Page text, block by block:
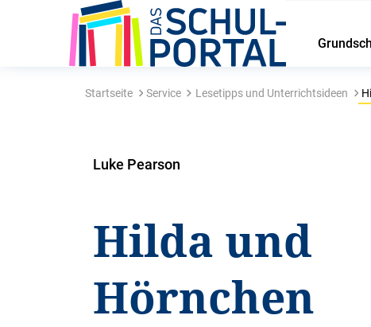
Startseite Service Lesetipps und Unterrichtsideen
Luke Pearson
Hilda und
Hörnchen